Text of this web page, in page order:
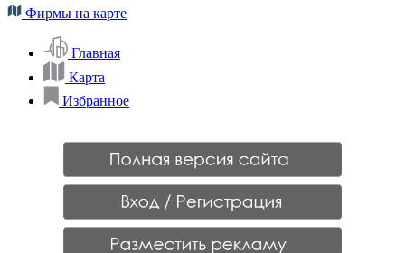
Фирмы на карте
Главная
Карта
Избранное